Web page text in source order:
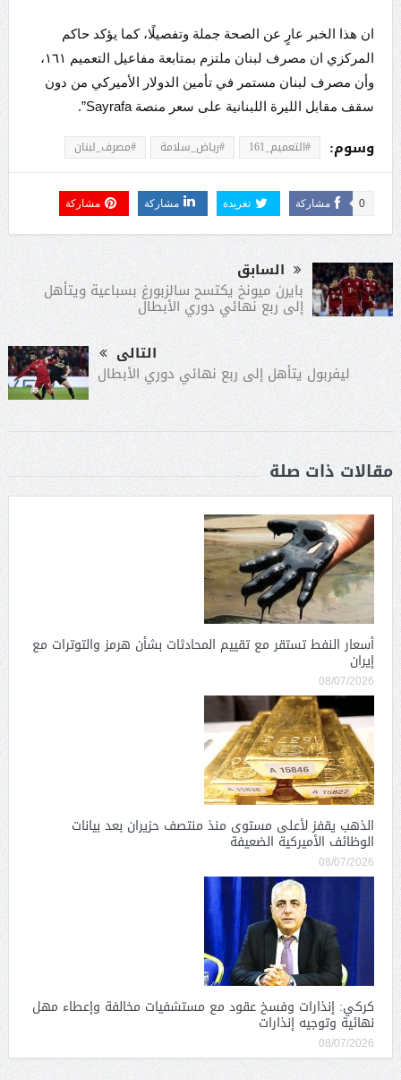
ان هذا الخبر عارٍ عن الصحة جملة وتفصيلًا، كما يؤكد حاكم
المركزي ان مصرف لبنان ملتزم بمتابعة مفاعيل التعميم ١٦١،
وأن مصرف لبنان مستمر في تأمين الدولار الأميركي من دون
سقف مقابل الليرة اللبنانية على سعر منصة Sayrafa”.
وسوم: #التعميم_161 #رياض_سلامة #مصرف_لبنان
مشاركة 0 تغريدة مشاركة مشاركة
السابق
بايرن ميونخ يكتسح سالزبورغ بسباعية ويتأهل
إلى ربع نهائي دوري الأبطال
التالى
ليفربول يتأهل إلى ربع نهائي دوري الأبطال
مقالات ذات صلة
أسعار النفط تستقر مع تقييم المحادثات بشأن هرمز والتوترات مع
إيران
08/07/2026
الذهب يقفز لأعلى مستوى منذ منتصف حزيران بعد بيانات
الوظائف الأميركية الضعيفة
08/07/2026
كركي: إنذارات وفسخ عقود مع مستشفيات مخالفة وإعطاء مهل
نهائية وتوجيه إنذارات
08/07/2026